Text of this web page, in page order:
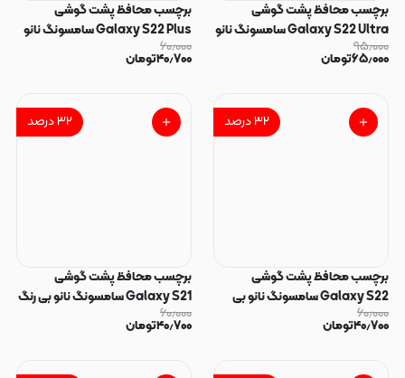
برچسب محافظ پشت گوشی
Galaxy S22 Ultra سامسونگ نانو
بی رنگ شفاف کد 40356
۹۵٫۰۰۰
۶۵٫۰۰۰تومان
برچسب محافظ پشت گوشی
Galaxy S22 Plus سامسونگ نانو
بی رنگ شفاف کد 40355
۶۰٫۰۰۰
۴۰٫۷۰۰تومان
۳۲درصد
برچسب محافظ پشت گوشی
Galaxy S22 سامسونگ نانو بی
رنگ شفاف کد 40354
۶۰٫۰۰۰
۴۰٫۷۰۰تومان
۳۲درصد
برچسب محافظ پشت گوشی
Galaxy S21 سامسونگ نانو بی رنگ
شفاف کد 40351
۶۰٫۰۰۰
۴۰٫۷۰۰تومان